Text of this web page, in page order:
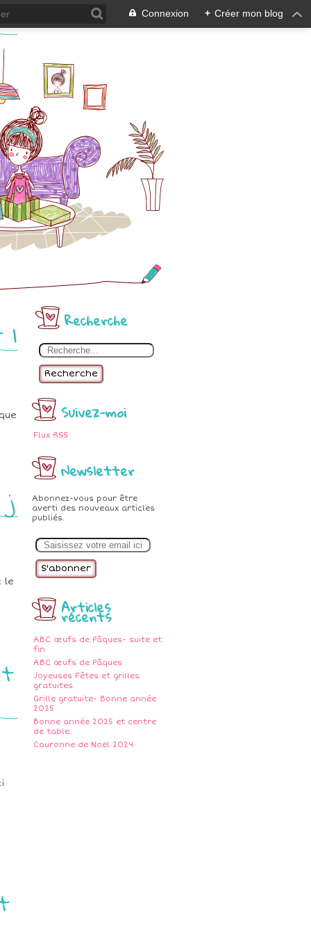
Connexion + Créer mon blog
Recherche
Recherche
Suivez-moi
Flux RSS
Newsletter
Abonnez-vous pour être
averti des nouveaux articles
publiés.
m
Articles
récents
ABC œufs de Pâques- suite et
fin
ABC œufs de Pâques
Joyeuses Fêtes et grilles
gratuites
Grille gratuite- Bonne année
2025
Bonne année 2025 et centre
de table.
Couronne de Noël 2024
l
j
le